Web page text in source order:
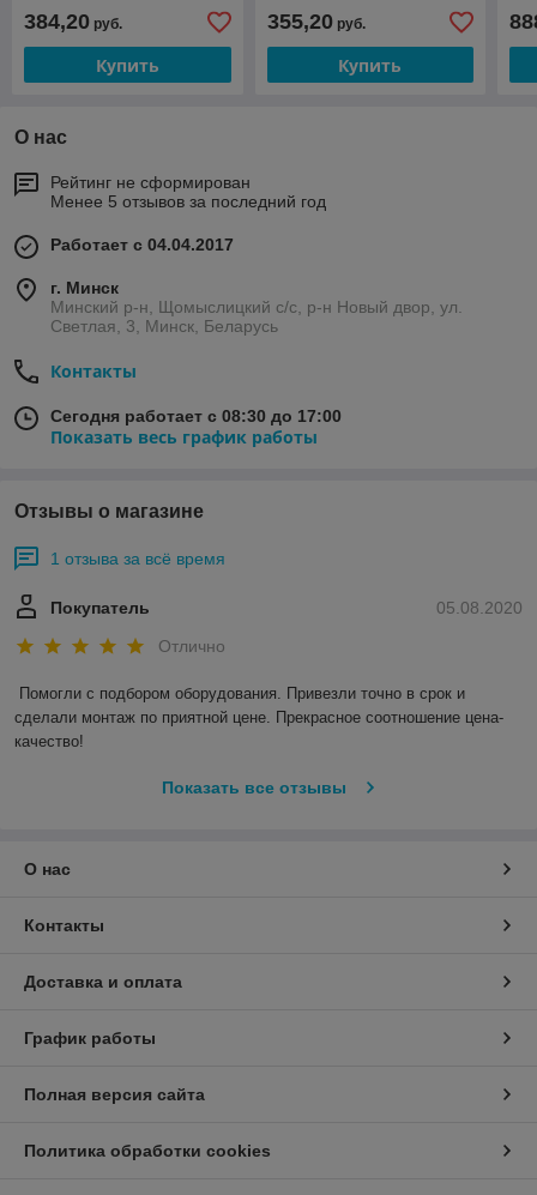
384,20 руб.
Купить
355,20руб.
Купить
О нас
Рейтинг не сформирован
Менее 5 отзывов за последний год
Работает с 04.04.2017
г. Минск
Минский р-н, Щомыслицкий с/с, р-н Новый двор, ул.
Светлая, 3, Минск, Беларусь
Контакты
Сегодня работает с 08:30 до 17:00
Показать весь график работы
Отзывы о магазине
1 отзыва за всё время
05.08.2020
Покупатель
Отлично
Помогли с подбором оборудования. Привезли точно в срок и
сделали монтаж по приятной цене. Прекрасное соотношение цена-
качество!
Показать все отзывы
О нас
Контакты
Доставка и оплата
График работы
Полная версия сайта
Политика обработки cookies